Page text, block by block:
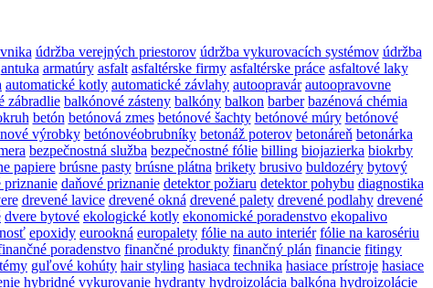
údržba verejných priestorov údržba vykurovacích systémov údržba
antuka armatúry asfalt asfaltérske firmy asfaltérske práce asfaltové laky
automatické kotly automatické závlahy autoopravár autoopravovne
zábradlie balkónové zásteny balkóny balkon barber bazénová chémia
betón betónová zmes betónové šachty betónové múry betónové
výrobky betónovéobrubníky betonáž poterov betonáreň betonárka
bezpečnostná služba bezpečnostné fólie billing biojazierka biokrby
papiere brúsne pasty brúsne plátna brikety brusivo buldozéry bytový
priznanie daňové priznanie detektor požiaru detektor pohybu diagnostika
drevené lavice drevené okná drevené palety drevené podlahy drevené
dvere bytové ekologické kotly ekonomické poradenstvo ekopalivo
epoxidy eurookná europalety fólie na auto interiér fólie na karosériu
poradenstvo finančné produkty finančný plán financie fitingy
guľové kohúty hair styling hasiaca technika hasiace prístroje hasiace
hybridné vykurovanie hydranty hydroizolácia balkóna hydroizolácie